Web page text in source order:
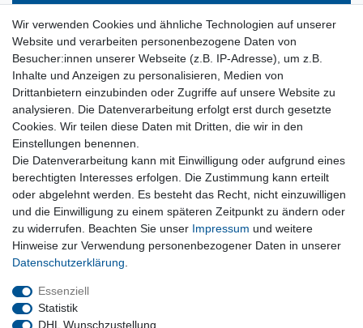
** Hierbei handelt es sich um ein Pflichtfeld.
Service & Hilfe
Kontakt
Warenkorb
Zur Kasse
Nützliches
Newsletter abmelden
Widerrufsformular
Vertrag Widerrufen
Rechtliches
Wiederrufsrecht
AGB
Wir verwenden Cookies und ähnliche Technologien auf unserer
Website und verarbeiten personenbezogene Daten von
Besucher:innen unserer Webseite (z.B. IP-Adresse), um z.B.
Inhalte und Anzeigen zu personalisieren, Medien von
Drittanbietern einzubinden oder Zugriffe auf unsere Website zu
analysieren. Die Datenverarbeitung erfolgt erst durch gesetzte
Cookies. Wir teilen diese Daten mit Dritten, die wir in den
Einstellungen benennen.
Die Datenverarbeitung kann mit Einwilligung oder aufgrund eines
berechtigten Interesses erfolgen. Die Zustimmung kann erteilt
oder abgelehnt werden. Es besteht das Recht, nicht einzuwilligen
und die Einwilligung zu einem späteren Zeitpunkt zu ändern oder
zu widerrufen. Beachten Sie unser Impressum und weitere
Hinweise zur Verwendung personenbezogener Daten in unserer
Daten­schutz­erklärung
Essenziell
Statistik
DHL Wunschzustellung